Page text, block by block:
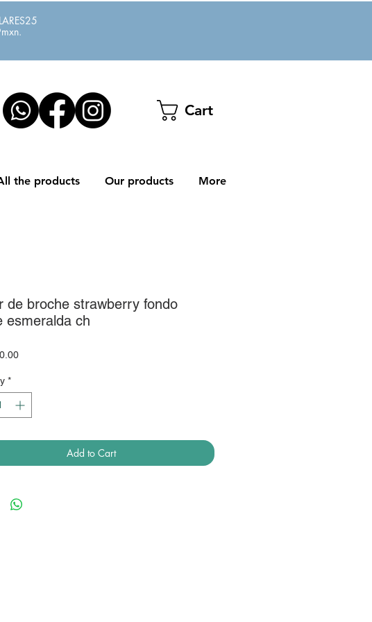
Cart
the products Our products More
de broche strawberry fondo
esmeralda ch
Price
*
Add to Cart